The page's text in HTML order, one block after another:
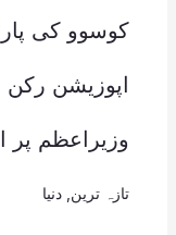
کوسوو کی
اپوزیشن رکن
وزیراعظم پر
تازہ ترین دنیا